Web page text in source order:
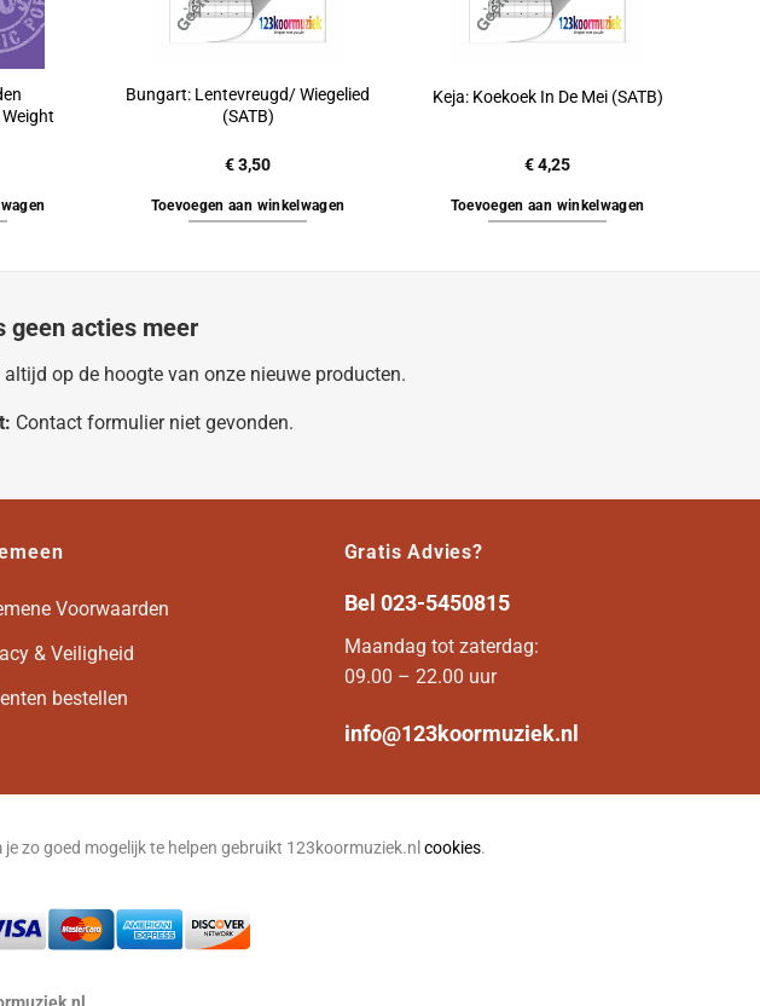
Bungart: Lentevreugd/ Wiegelied
(SATB)
€3,50
Toevoegen aan winkelwagen
Keja: Koekoek In De Mei (SATB)
€4,25
Toevoegen aan winkelwagen
geen acties meer
altijd op de hoogte van onze nieuwe producten.
Contact formulier niet gevonden.
Voorwaarden
& Veiligheid
bestellen
Gratis Advies?
Bel 023-5450815
Maandag tot zaterdag:
09.00 – 22.00 uur
info@123koormuziek.nl
zo goed mogelijk te helpen gebruikt 123koormuziek.nl cookies.